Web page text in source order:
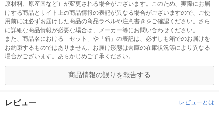
原材料、原産国など）が変更される場合がございます。このため、実際にお届
けする商品とサイト上の商品情報の表記が異なる場合がございますので、ご使
用前には必ずお届けした商品の商品ラベルや注意書きをご確認ください。さら
に詳細な商品情報が必要な場合は、メーカー等にお問い合わせください。
また、商品名における「セット」や「箱」の表記は、必ずしも箱でのお届けを
お約束するものではありません。お届け形態は倉庫の在庫状況等により異なる
場合がございます。あらかじめご了承ください。
商品情報の誤りを報告する
レビュー レビューとは